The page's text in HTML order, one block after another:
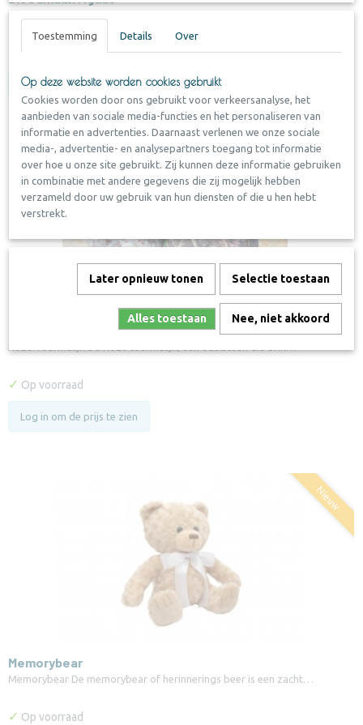
Bloedmaan Agaat ( Bumble Bee Agate) De bloedmaan agaat of…
Op voorraad
Log in om de prijs te zien
✓ Op voorraad
Log in om de prijs te zien
Nieuw
Memorybear
Memorybear De memorybear of herinnerings beer is een zacht…
✓ Op voorraad
Toestemming Details Over
Op deze website worden cookies gebruikt
Cookies worden door ons gebruikt voor verkeersanalyse, het
aanbieden van sociale media-functies en het personaliseren van
informatie en advertenties. Daarnaast verlenen we onze sociale
media-, advertentie- en analysepartners toegang tot informatie
over hoe u onze site gebruikt. Zij kunnen deze informatie gebruiken
in combinatie met andere gegevens die zij mogelijk hebben
verzameld door uw gebruik van hun diensten of die u hen hebt
verstrekt.
Later opnieuw tonen Selectie toestaan
Alles toestaan Nee, niet akkoord